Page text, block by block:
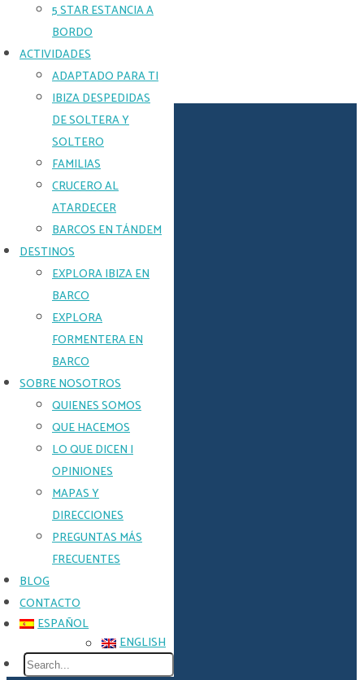
5 STAR ESTANCIA A
BORDO
ACTIVIDADES
ADAPTADO PARA TI
IBIZA DESPEDIDAS
DE SOLTERA Y
SOLTERO
FAMILIAS
CRUCERO AL
ATARDECER
BARCOS EN TÁNDEM
DESTINOS
EXPLORA IBIZA EN
BARCO
EXPLORA
FORMENTERA EN
BARCO
SOBRE NOSOTROS
QUIENES SOMOS
QUE HACEMOS
LO QUE DICEN |
OPINIONES
MAPAS Y
DIRECCIONES
PREGUNTAS MÁS
FRECUENTES
BLOG
CONTACTO
ESPAÑOL
ENGLISH
PEQUEÑOS
BUSCAN
UN
CHÁRTER
VELERO
EXTENDIDO.
tranquilamente
sentirse
cerca
de
naturaleza.
PREGÚNTANOS
CONSULTA
RÁPIDA
Phone
Country
code
0044) *